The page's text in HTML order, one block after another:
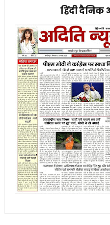
हिंदी दैनिक